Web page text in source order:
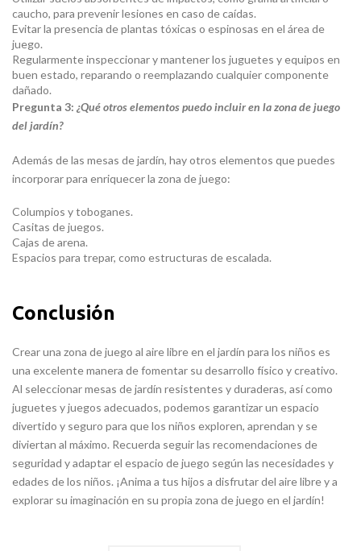
caucho, para prevenir lesiones en caso de caídas.
Evitar la presencia de plantas tóxicas o espinosas en el área de
juego.
Regularmente inspeccionar y mantener los juguetes y equipos en
buen estado, reparando o reemplazando cualquier componente
dañado.
Pregunta 3: ¿Qué otros elementos puedo incluir en la zona de juego
del jardín?
Además de las mesas de jardín, hay otros elementos que puedes
incorporar para enriquecer la zona de juego:
Columpios y toboganes.
Casitas de juegos.
Cajas de arena.
Espacios para trepar, como estructuras de escalada.
Conclusión
Crear una zona de juego al aire libre en el jardín para los niños es
una excelente manera de fomentar su desarrollo físico y creativo.
Al seleccionar mesas de jardín resistentes y duraderas, así como
juguetes y juegos adecuados, podemos garantizar un espacio
divertido y seguro para que los niños exploren, aprendan y se
diviertan al máximo. Recuerda seguir las recomendaciones de
seguridad y adaptar el espacio de juego según las necesidades y
edades de los niños. ¡Anima a tus hijos a disfrutar del aire libre y a
explorar su imaginación en su propia zona de juego en el jardín!